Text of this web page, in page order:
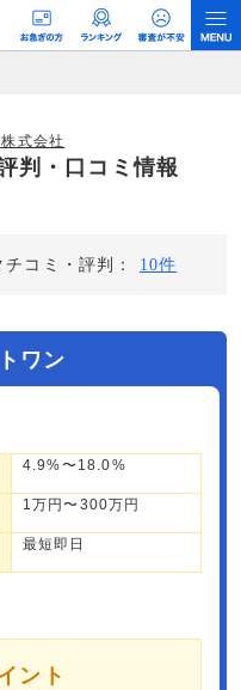
収益モデルです。 ただし、特定の
調査／ユーザーへの口コミ収集な
います。
式会社
判・口コミ情報
コミ・評判： 10件
ワン
4.9%〜18.0%
1万円〜300万円
最短即日
ント